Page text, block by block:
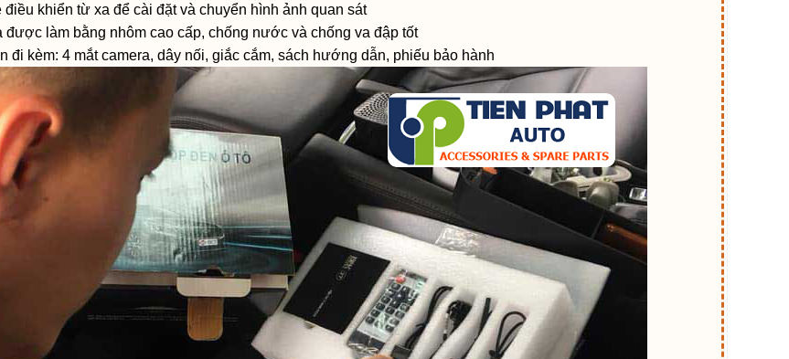
điều khiển từ xa để cài đặt và chuyển hình ảnh quan sát
được làm bằng nhôm cao cấp, chống nước và chống va đập tốt
đi kèm: 4 mắt camera, dây nối, giắc cắm, sách hướng dẫn, phiếu bảo hành